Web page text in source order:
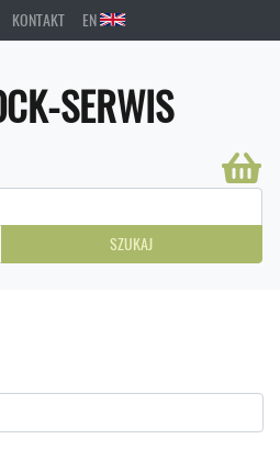
KONTAKT EN
SERWIS
SZUKAJ